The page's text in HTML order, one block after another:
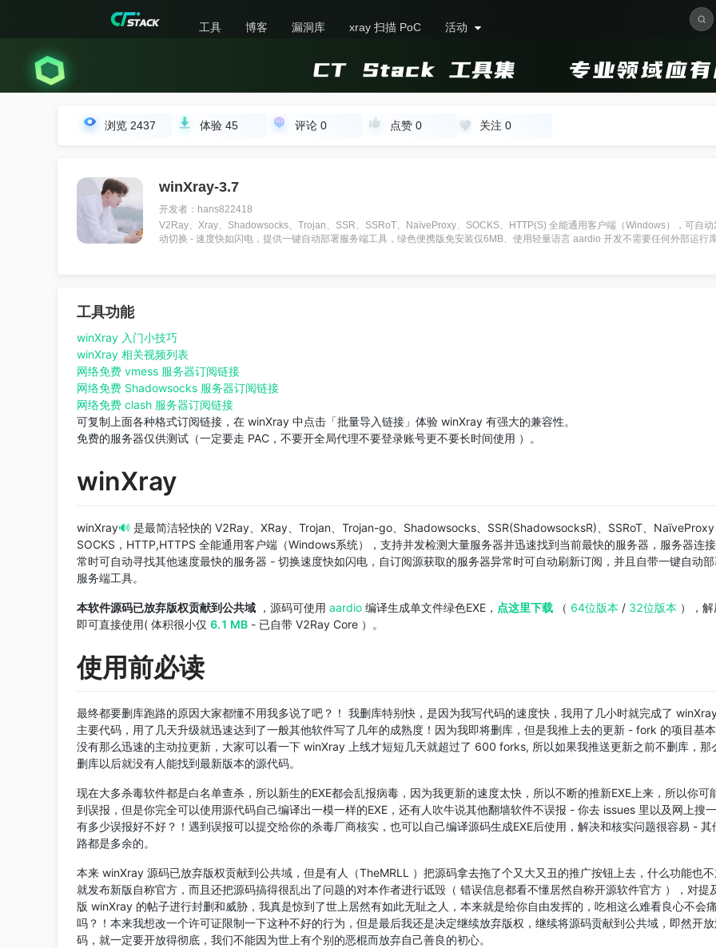
工具 博客 漏洞库 xray 扫描 PoC 活动
浏览 2437 体验 45 评论 0 点赞 0 关注 0
winXray-3.7
开发者：hans822418
V2Ray、Xray、Shadowsocks、Trojan、SSR、SSRoT、NaïveProxy、SOCKS、HTTP(S) 全能通用客户端（Windows），可自
动切换 - 速度快如闪电，提供一键自动部署服务端工具，绿色便携版免安装仅6MB、使用轻量语言 aardio 开发不需要任何外部运行
工具功能
winXray 入门小技巧
winXray 相关视频列表
网络免费 vmess 服务器订阅链接
网络免费 Shadowsocks 服务器订阅链接
网络免费 clash 服务器订阅链接
可复制上面各种格式订阅链接，在 winXray 中点击「批量导入链接」体验 winXray 有强大的兼容性。
免费的服务器仅供测试（一定要走 PAC，不要开全局代理不要登录账号更不要长时间使用 ）。
winXray
winXray🔊 是最简洁轻快的 V2Ray、XRay、Trojan、Trojan-go、Shadowsocks、SSR(ShadowsocksR)、SSRoT、
SOCKS，HTTP,HTTPS 全能通用客户端（Windows系统），支持并发检测大量服务器并迅速找到当前最快的服务器，服务器连
常时可自动寻找其他速度最快的服务器 - 切换速度快如闪电，自订阅源获取的服务器异常时可自动刷新订阅，并且自带一键自动
服务端工具。
本软件源码已放弃版权贡献到公共域 ，源码可使用 aardio 编译生成单文件绿色EXE， 点这里下载 （ 64位版本 / 32位版本 ），
即可直接使用( 体积很小仅 6.1 MB - 已自带 V2Ray Core ）。
使用前必读
最终都要删库跑路的原因大家都懂不用我多说了吧？！ 我删库特别快，是因为我写代码的速度快，我用了几小时就完成了
主要代码，用了几天升级就迅速达到了一般其他软件写了几年的成熟度！因为我即将删库，但是我推上去的更新 - fork 的项目基
没有那么迅速的主动拉更新，大家可以看一下 winXray 上线才短短几天就超过了 600 forks, 所以如果我推送更新之前不删库，那
删库以后就没有人能找到最新版本的源代码。
现在大多杀毒软件都是白名单查杀，所以新生的EXE都会乱报病毒，因为我更新的速度太快，所以不断的推新EXE上来，所以你可
到误报，但是你完全可以使用源代码自己编译出一模一样的EXE，还有人吹牛说其他翻墙软件不误报 - 你去 issues 里以及网上搜
有多少误报好不好？！遇到误报可以提交给你的杀毒厂商核实，也可以自己编译源码生成EXE后使用，解决和核实问题很容易 - 其
路都是多余的。
本来 winXray 源码已放弃版权贡献到公共域，但是有人（TheMRLL ）把源码拿去拖了个又大又丑的推广按钮上去，什么功能也
就发布新版自称官方，而且还把源码搞得很乱出了问题的对本作者进行诋毁（ 错误信息都看不懂居然自称开源软件官方 ），对提
版 winXray 的帖子进行封删和威胁，我真是惊到了世上居然有如此无耻之人，本来就是给你自由发挥的，吃相这么难看良心不会
吗？！本来我想改一个许可证限制一下这种不好的行为，但是最后我还是决定继续放弃版权，继续将源码贡献到公共域，即然开
码，就一定要开放得彻底，我们不能因为世上有个别的恶棍而放弃自己善良的初心。